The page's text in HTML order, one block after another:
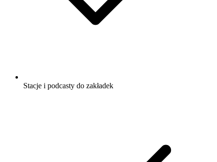
Stacje i podcasty do zakładek